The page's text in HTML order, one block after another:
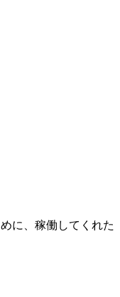
に、稼働してくれた